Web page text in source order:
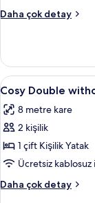
Daha çok detay
Cosy
hakkında
daha
fazla
detay
Cosy
Double
without
Window
için
tüm
fotoğrafları
görün
5
Cosy Double
8 metre kare
2 kişilik
1 çift Kişilik Yatak
Ücretsiz
Daha çok detay
Cosy